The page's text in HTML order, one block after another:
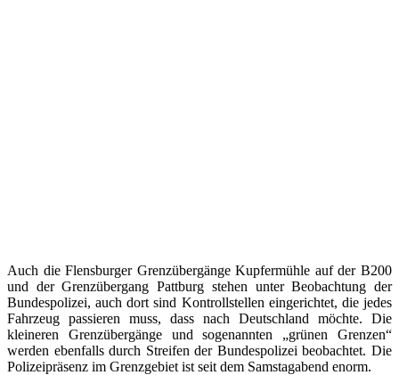
Auch die Flensburger Grenzübergänge Kupfermühle auf der B200
und der Grenzübergang Pattburg stehen unter Beobachtung der
Bundespolizei, auch dort sind Kontrollstellen eingerichtet, die jedes
Fahrzeug passieren muss, dass nach Deutschland möchte. Die
kleineren Grenzübergänge und sogenannten „grünen Grenzen“
werden ebenfalls durch Streifen der Bundespolizei beobachtet. Die
Polizeipräsenz im Grenzgebiet ist seit dem Samstagabend enorm.